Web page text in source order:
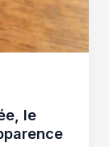
le